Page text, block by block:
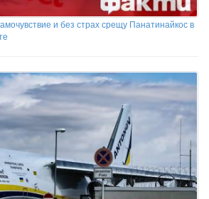
и без страх срещу Панатинайкос в